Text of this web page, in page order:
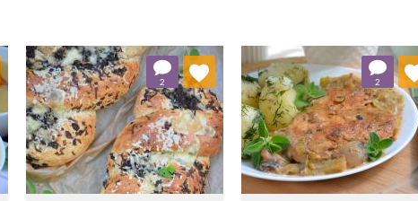
2
Dodaj do ulubionych
Wybierz listę:
2
Dodaj do
Wybierz